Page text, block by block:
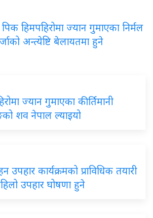
पिक हिमपहिरोमा ज्यान गुमाएका निर्मल
अन्त्येष्टि बेलायतमा हुने
ज्यान गुमाएका कीर्तिमानी
शव नेपाल ल्याइयो
उपहार कार्यक्रमको प्राविधिक तयारी
उपहार घोषणा हुने